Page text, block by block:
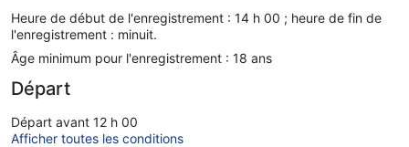
Heure de début de l'enregistrement : 14 h 00 ; heure de fin de
l'enregistrement : minuit.
Âge minimum pour l'enregistrement : 18 ans
Départ
Départ avant 12 h 00
Afficher toutes les conditions